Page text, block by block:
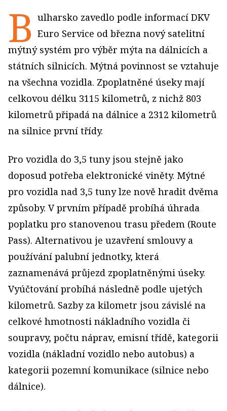
B ulharsko zavedlo podle informací DKV
Euro Service od března nový satelitní
mýtný systém pro výběr mýta na dálnicích a
státních silnicích. Mýtná povinnost se vztahuje
na všechna vozidla. Zpoplatněné úseky mají
celkovou délku 3115 kilometrů, z nichž 803
kilometrů připadá na dálnice a 2312 kilometrů
na silnice první třídy.
Pro vozidla do 3,5 tuny jsou stejně jako
doposud potřeba elektronické viněty. Mýtné
pro vozidla nad 3,5 tuny lze nově hradit dvěma
způsoby. V prvním případě probíhá úhrada
poplatku pro stanovenou trasu předem (Route
Pass). Alternativou je uzavření smlouvy a
používání palubní jednotky, která
zaznamenává průjezd zpoplatněnými úseky.
Vyúčtování probíhá následně podle ujetých
kilometrů. Sazby za kilometr jsou závislé na
celkové hmotnosti nákladního vozidla či
soupravy, počtu náprav, emisní třídě, kategorii
vozidla (nákladní vozidlo nebo autobus) a
kategorii pozemní komunikace (silnice nebo
dálnice).